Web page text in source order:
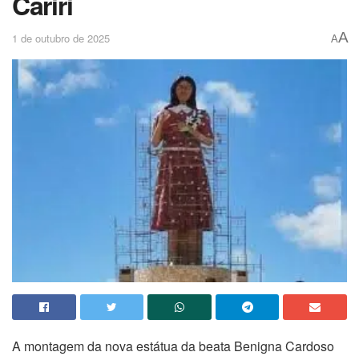
1 de outubro de 2025 AA
A montagem da nova estátua da beata Benigna Cardoso